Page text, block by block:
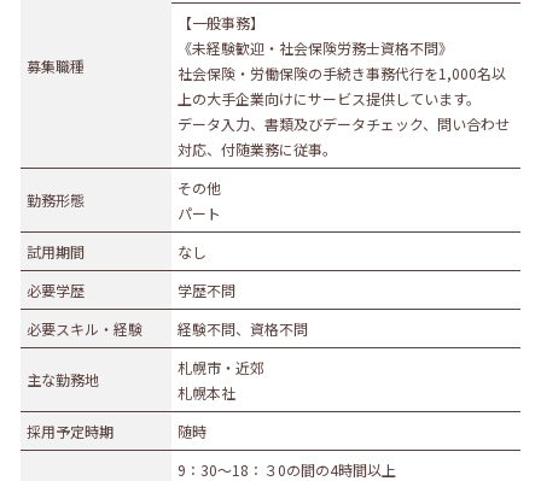
電気・ガス・熱供給業
通信業・情報サービス業
運輸業
百貨店・スーパーマーケット
教育・学習支援業
不動産業
飲食サービス業
医療業
その他サービス
社会福祉・介護事業
その他
募集職種
募集職種
【一般事務】
《未経験歓迎・社会保険労務士資格不問》
社会保険・労働保険の手続き事務代行を1,000名以
上の大手企業向けにサービス提供しています。
データ入力、書類及びデータチェック、問い合わせ
対応、付随業務に従事。
勤務形態
その他
パート
試用期間
なし
必要学歴
学歴不問
必要スキル・経験
経験不問、資格不問
主な勤務地
札幌市・近郊
札幌本社
採用予定時期
随時
9：30～18：３0の間の4時間以上